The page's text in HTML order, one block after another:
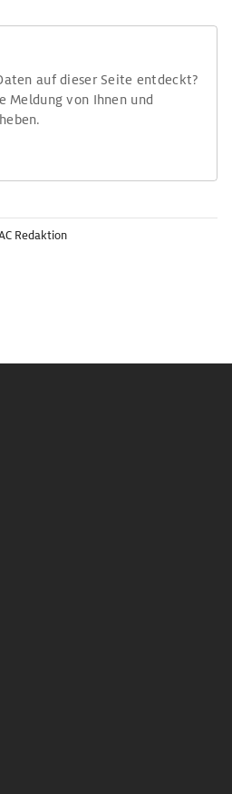
auf dieser Seite entdeckt?
Meldung von Ihnen und
Redaktion